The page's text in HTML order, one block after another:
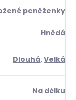
peněženky
Hnědá
Dlouhá,Velká
Na délku